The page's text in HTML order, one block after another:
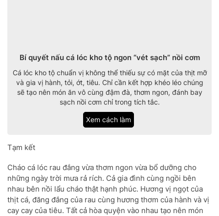
Bí quyết nấu cá lóc kho tộ ngon “vét sạch” nồi cơm
Cá lóc kho tộ chuẩn vị không thể thiếu sự có mặt của thịt mỡ
và gia vị hành, tỏi, ớt, tiêu. Chỉ cần kết hợp khéo léo chúng
sẽ tạo nên món ăn vô cùng đậm đà, thơm ngon, đánh bay
sạch nồi cơm chỉ trong tích tắc.
Xem cách làm
Tạm kết
Cháo cá lóc rau đắng vừa thơm ngon vừa bổ dưỡng cho
những ngày trời mưa rả rích. Cả gia đình cùng ngồi bên
nhau bên nồi lẩu cháo thật hạnh phúc. Hương vị ngọt của
thịt cá, đăng đắng của rau cùng hương thơm của hành và vị
cay cay của tiêu. Tất cả hòa quyện vào nhau tạo nên món